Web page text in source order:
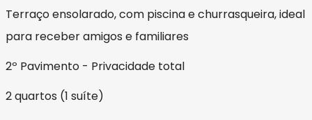
Terraço ensolarado, com piscina e churrasqueira, ideal
para receber amigos e familiares
2º Pavimento - Privacidade total
2 quartos (1 suíte)